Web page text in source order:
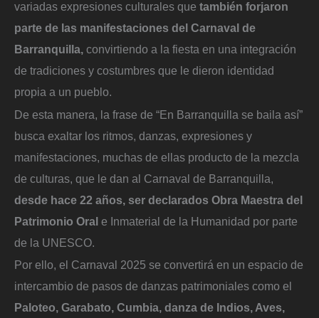
variadas expresiones culturales que también forjaron
parte de las manifestaciones del Carnaval de
Barranquilla, convirtiendo a la fiesta en una integración
de tradiciones y costumbres que le dieron identidad
propia a un pueblo.
De esta manera, la frase de “En Barranquilla se baila así”
busca exaltar los ritmos, danzas, expresiones y
manifestaciones, muchas de ellas producto de la mezcla
de culturas, que le dan al Carnaval de Barranquilla,
desde hace 22 años, ser declarados Obra Maestra del
Patrimonio Oral e Inmaterial de la Humanidad por parte
de la UNESCO.
Por ello, el Carnaval 2025 se convertirá en un espacio de
intercambio de pasos de danzas patrimoniales como el
Paloteo, Garabato, Cumbia, danza de Indios, Aves,